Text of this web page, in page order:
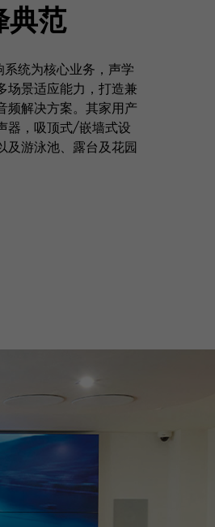
典范
统为核心业务，声学
场景适应能力，打造兼
频解决方案。其家用产
器，吸顶式/嵌墙式设
及游泳池、露台及花园